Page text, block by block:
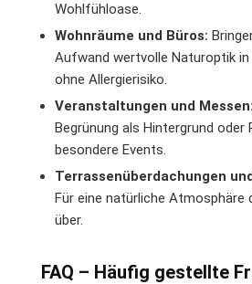
Wohlfühloase.
Wohnräume und Büros:
Aufwand wertvolle Naturoptik in
ohne Allergierisiko.
Veranstaltungen und Messen:
Begrünung als Hintergrund oder
besondere Events.
Terrassenüberdachungen
Für eine natürliche Atmosphäre
über.
FAQ – Häufig gestellte